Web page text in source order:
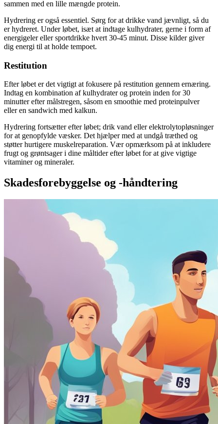
sammen med en lille mængde protein.
Hydrering er også essentiel. Sørg for at drikke vand jævnligt, så du
er hydreret. Under løbet, isæt at indtage kulhydrater, gerne i form af
energigeler eller sportdrikke hvert 30-45 minut. Disse kilder giver
dig energi til at holde tempoet.
Restitution
Efter løbet er det vigtigt at fokusere på restitution gennem ernæring.
Indtag en kombination af kulhydrater og protein inden for 30
minutter efter målstregen, såsom en smoothie med proteinpulver
eller en sandwich med kalkun.
Hydrering fortsætter efter løbet; drik vand eller elektrolytopløsninger
for at genopfylde væsker. Det hjælper med at undgå træthed og
støtter hurtigere muskelreparation. Vær opmærksom på at inkludere
frugt og grøntsager i dine måltider efter løbet for at give vigtige
vitaminer og mineraler.
Skadesforebyggelse og -håndtering